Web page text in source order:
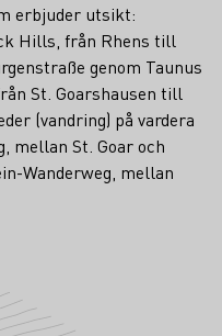
erbjuder utsikt:
Hills, från Rhens till
genom Taunus
St. Goarshausen till
(vandring) på vardera
mellan St. Goar och
Wanderweg, mellan